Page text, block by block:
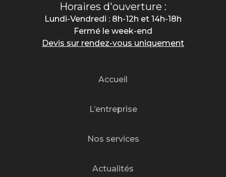
Horaires d'ouverture :
Lundi-Vendredi : 8h-12h et 14h-18h
Fermé le week-end
Devis sur rendez-vous uniquement
Accueil
L’entreprise
Nos services
Actualités